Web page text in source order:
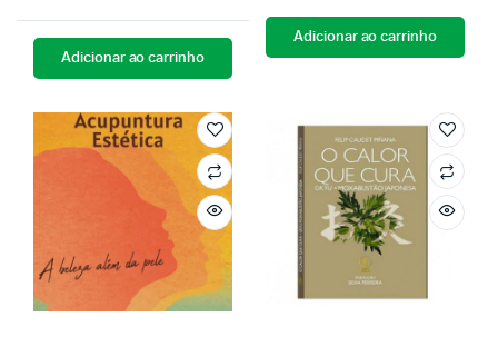
Adicionar ao carrinho
Adicionar ao carrinho